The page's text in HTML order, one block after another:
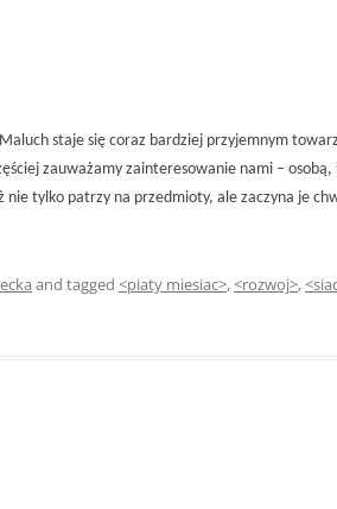
staje się coraz bardziej przyjemnym
zauważamy zainteresowanie nami –
tylko patrzy na przedmioty, ale zaczyna je
and tagged <piaty miesiac>,<rozwoj>,